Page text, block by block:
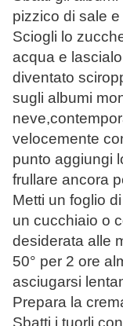
pizzico di sale
Sciogli lo
acqua e
diventato
sugli albumi
velocemente
punto aggiungi
frullare ancora
Metti un foglio
un cucchiaio o
desiderata alle
50° per 2 ore
asciugarsi
Prepara la
Sbatti i tuorli